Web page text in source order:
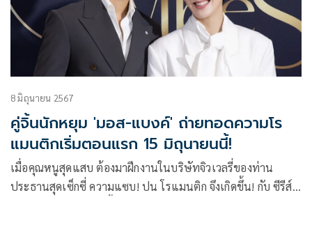
8 มิถุนายน 2567
คู่จิ้นนักหยุม 'มอส-แบงค์' ถ่ายทอดความโร
แมนติกเริ่มตอนแรก 15 มิถุนายนนี้!
เมื่อคุณหนูสุดแสบ ต้องมาฝึกงานในบริษัทจิวเวลรี่ของท่าน
ประธานสุดเซ็กซี่ ความแซบ! ปน โรแมนติก จึงเกิดขึ้น! กับ ซีรีส์